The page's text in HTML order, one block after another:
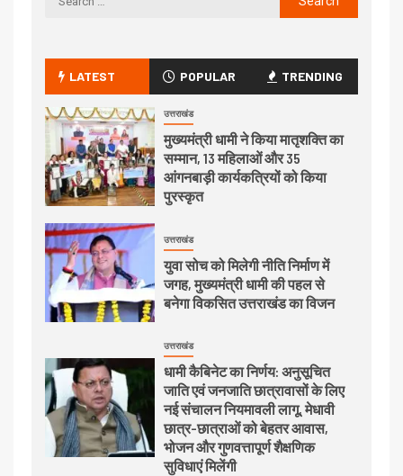
LATEST POPULAR TRENDING
उत्तराखंड
मुख्यमंत्री धामी ने किया मातृशक्ति का
सम्मान, 13 महिलाओं और 35
आंगनबाड़ी कार्यकत्रियों को किया
पुरस्कृत
उत्तराखंड
युवा सोच को मिलेगी नीति निर्माण में
जगह, मुख्यमंत्री धामी की पहल से
बनेगा विकसित उत्तराखंड का विजन
उत्तराखंड
धामी कैबिनेट का निर्णय: अनुसूचित
जाति एवं जनजाति छात्रावासों के लिए
नई संचालन नियमावली लागू, मेधावी
छात्र-छात्राओं को बेहतर आवास,
भोजन और गुणवत्तापूर्ण शैक्षणिक
सुविधाएं मिलेंगी